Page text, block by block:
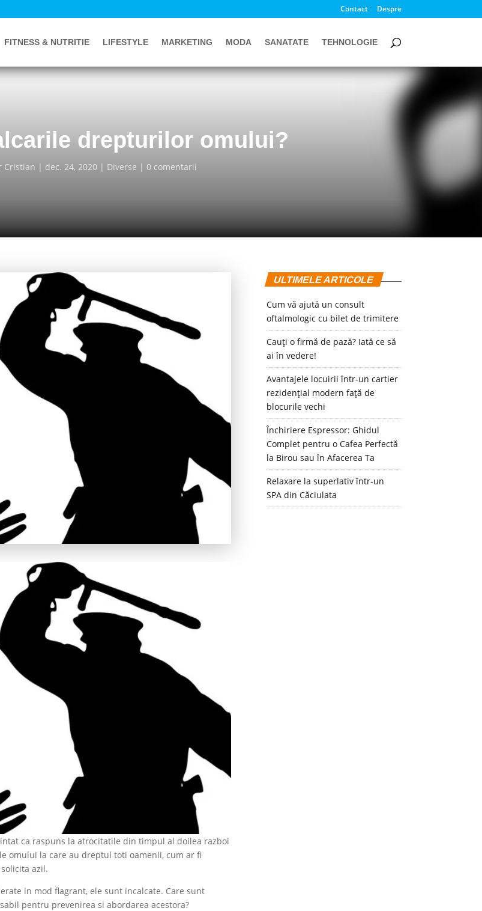
Contact Despre
FITNESS & NUTRITIE LIFESTYLE MARKETING MODA SANATATE TEHNOLOGIE
drepturilor omului?
Cristian dec. 24, 2020 Diverse 0 comentarii
ca raspuns la atrocitatile din timpul al doilea razboi
omului la care au dreptul toti oamenii, cum ar fi
azil.
in mod flagrant, ele sunt incalcate. Care sunt
pentru prevenirea si abordarea acestora?
ULTIMELE ARTICOLE
Cum vă ajută un consult
oftalmologic cu bilet de trimitere
Cauți o firmă de pază? Iată ce să
ai în vedere!
Avantajele locuirii într-un cartier
rezidențial modern față de
blocurile vechi
Închiriere Espressor: Ghidul
Complet pentru o Cafea Perfectă
la Birou sau în Afacerea Ta
Relaxare la superlativ într-un
SPA din Căciulata